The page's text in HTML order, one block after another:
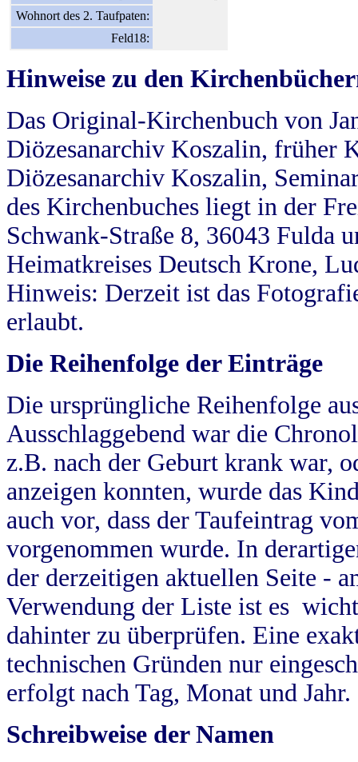
Wohnort des 2. Taufpaten:
Feld18:
Hinweise zu den
Das Original-Kirchenbuch von
Diözesanarchiv Koszalin, früher
Diözesanarchiv Koszalin,
des Kirchenbuches liegt in der
Schwank-Straße 8, 36043 Fulda
Heimatkreises Deutsch Krone,
Hinweis: Derzeit ist das
erlaubt.
Die Reihenfolge der Einträge
Die ursprüngliche Reihenfolge
Ausschlaggebend war die
z.B. nach der Geburt krank war,
anzeigen konnten, wurde das
auch vor, dass der Taufeintrag
vorgenommen wurde. In
der derzeitigen aktuellen Seite -
Verwendung der Liste ist es
dahinter zu überprüfen. Eine
technischen Gründen nur
erfolgt nach Tag, Monat und Jahr.
Schreibweise der Namen